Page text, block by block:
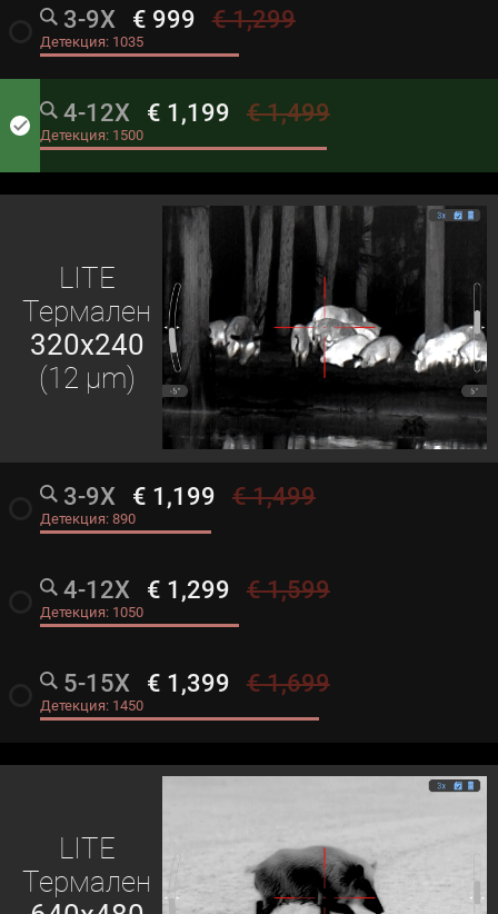
3-9X € 999 € 1,299
Детекция: 1035
done 4-12X € 1,199 € 1,499
Детекция: 1500
LITE
Термален
320x240
(12 μm)
3-9X € 1,199 € 1,499
Детекция: 890
4-12X € 1,299 € 1,599
Детекция: 1050
5-15X € 1,399 € 1,699
Детекция: 1450
LITE
Термален